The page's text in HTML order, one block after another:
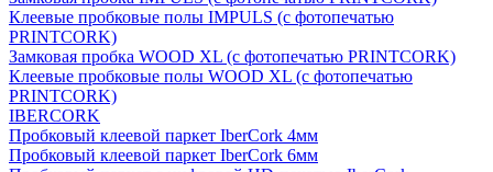
Клеевые пробковые полы IMPULS (с фотопечатью
PRINTCORK)
Замковая пробка WOOD XL (с фотопечатью PRINTCORK)
Клеевые пробковые полы WOOD XL (с фотопечатью
PRINTCORK)
IBERCORK
Пробковый клеевой паркет IberCork 4мм
Пробковый клеевой паркет IberCork 6мм